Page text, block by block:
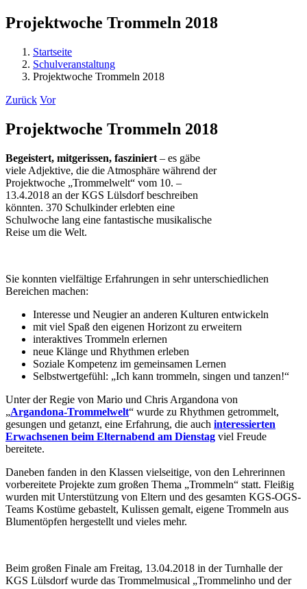
Projektwoche Trommeln 2018
Startseite
Schulveranstaltung
Projektwoche Trommeln 2018
Zurück Vor
Projektwoche Trommeln 2018
Begeistert, mitgerissen, fasziniert – es gäbe
viele Adjektive, die die Atmosphäre während der
Projektwoche „Trommelwelt“ vom 10. –
13.4.2018 an der KGS Lülsdorf beschreiben
könnten. 370 Schulkinder erlebten eine
Schulwoche lang eine fantastische musikalische
Reise um die Welt.
Sie konnten vielfältige Erfahrungen in sehr unterschiedlichen
Bereichen machen:
Interesse und Neugier an anderen Kulturen entwickeln
mit viel Spaß den eigenen Horizont zu erweitern
interaktives Trommeln erlernen
neue Klänge und Rhythmen erleben
Soziale Kompetenz im gemeinsamen Lernen
Selbstwertgefühl: „Ich kann trommeln, singen und tanzen!“
Unter der Regie von Mario und Chris Argandona von
„Argandona-Trommelwelt“ wurde zu Rhythmen getrommelt,
gesungen und getanzt, eine Erfahrung, die auch interessierten
Erwachsenen beim Elternabend am Dienstag viel Freude
bereitete.
Daneben fanden in den Klassen vielseitige, von den Lehrerinnen
vorbereitete Projekte zum großen Thema „Trommeln“ statt. Fleißig
wurden mit Unterstützung von Eltern und des gesamten KGS-OGS-
Teams Kostüme gebastelt, Kulissen gemalt, eigene Trommeln aus
Blumentöpfen hergestellt und vieles mehr.
Beim großen Finale am Freitag, 13.04.2018 in der Turnhalle der
KGS Lülsdorf wurde das Trommelmusical „Trommelinho und der